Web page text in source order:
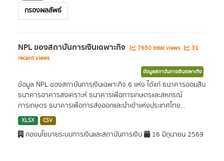
กรองผลลัพธ์
NPL ของสถาบันการเงินเฉพาะกิจ 7650 total views
31
recent views
ข้อมูลสถาบันการเงินเฉพาะกิจ
ข้อมูล NPL ของสถาบันการเงินเฉพาะกิจ 6 แห่ง ได้แก่ ธนาคารออมสิน
ธนาคารอาคารสงเคราะห์ ธนาคารเพื่อการเกษตรและสหกรณ์
การเกษตร ธนาคารเพื่อการส่งออกและนำเข้าแห่งประเทศไทย...
XLSX CSV
กองนโยบายระบบการเงินและสถาบันการเงิน 16 มิถุนายน 2569